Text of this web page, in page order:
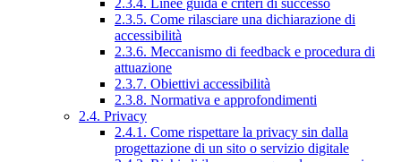
2.3.4. Linee guida e criteri di successo
2.3.5. Come rilasciare una dichiarazione di
accessibilità
2.3.6. Meccanismo di feedback e procedura di
attuazione
2.3.7. Obiettivi accessibilità
2.3.8. Normativa e approfondimenti
2.4. Privacy
2.4.1. Come rispettare la privacy sin dalla
progettazione di un sito o servizio digitale